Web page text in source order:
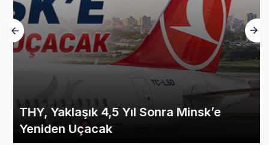
THY, Yaklaşık 4,5 Yıl Sonra Minsk’e
Yeniden Uçacak